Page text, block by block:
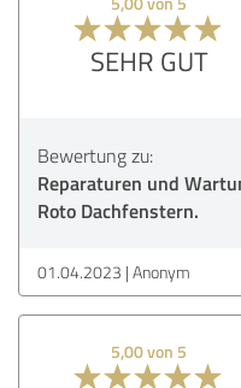
SEHR GUT
Bewertung zu:
Reparaturen und
Roto Dachfenstern.
01.04.2023 Anonym
5,00 von 5